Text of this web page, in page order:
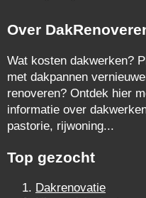
Over
Wat kosten dakwerken?
met dakpannen
renoveren? Ontdek hier
informatie over
pastorie, rijwoning...
Top gezocht
Dakrenovatie